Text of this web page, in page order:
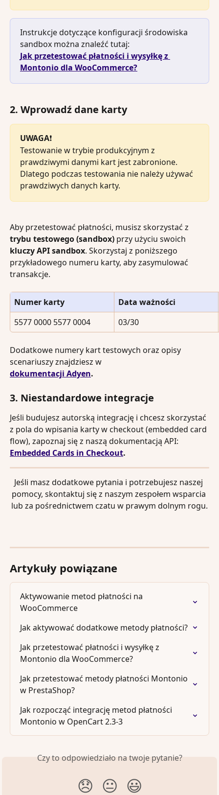
Instrukcje dotyczące konfiguracji środowiska
sandbox można znaleźć tutaj:
Jak przetestować płatności i wysyłkę z
Montonio dla WooCommerce?
2. Wprowadź dane karty
UWAGA❗️
Testowanie w trybie produkcyjnym z
prawdziwymi danymi kart jest zabronione.
Dlatego podczas testowania nie należy używać
prawdziwych danych karty.
Aby przetestować płatności, musisz skorzystać z
trybu testowego (sandbox) przy użyciu swoich
kluczy API sandbox. Skorzystaj z poniższego
przykładowego numeru karty, aby zasymulować
transakcje.
Numer karty
Data ważności
5577 0000 5577 0004
03/30
Dodatkowe numery kart testowych oraz opisy
scenariuszy znajdziesz w
dokumentacji Adyen.
3. Niestandardowe integracje
Jeśli budujesz autorską integrację i chcesz skorzystać
z pola do wpisania karty w checkout (embedded card
flow), zapoznaj się z naszą dokumentacją API:
Embedded Cards in Checkout.
Jeśli masz dodatkowe pytania i potrzebujesz naszej
pomocy, skontaktuj się z naszym zespołem wsparcia
lub za pośrednictwem czatu w prawym dolnym rogu.
Artykuły powiązane
Aktywowanie metod płatności na
WooCommerce
Jak aktywować dodatkowe metody płatności?
Jak przetestować płatności i wysyłkę z
Montonio dla WooCommerce?
Jak przetestować metody płatności Montonio
w PrestaShop?
Jak rozpocząć integrację metod płatności
Montonio w OpenCart 2.3-3
Czy to odpowiedziało na twoje pytanie?
😞 😐 😃